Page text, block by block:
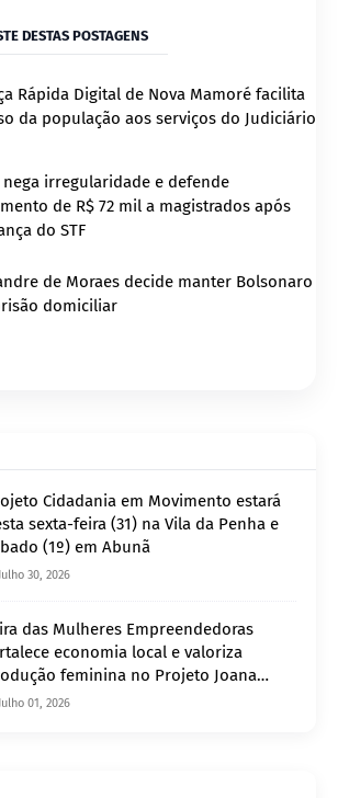
DESTAS POSTAGENS
Rápida Digital de Nova Mamoré facilita
da população aos serviços do Judiciário
nega irregularidade e defende
de R$ 72 mil a magistrados após
do STF
de Moraes decide manter Bolsonaro
domiciliar
Cidadania em Movimento estará
sexta-feira (31) na Vila da Penha e
(1º) em Abunã
Julho 30, 2026
das Mulheres Empreendedoras
economia local e valoriza
feminina no Projeto Joana
Julho 01, 2026